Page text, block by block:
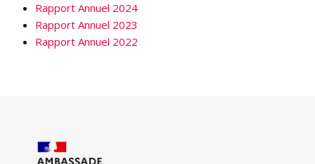
Rapport Annuel 2024
Rapport Annuel 2023
Rapport Annuel 2022